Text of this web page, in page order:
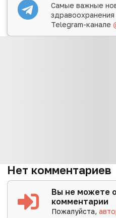
Самые важные
Telegram-канале
Нет комментариев
Вы не можете
комментарии
Пожалуйста,